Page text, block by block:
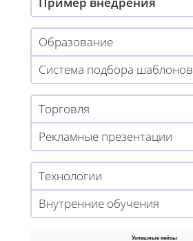
Образование
Система подбора шаблонов
Торговля
Рекламные презентации
Технологии
Внутренние обучения
Успешные кейсы